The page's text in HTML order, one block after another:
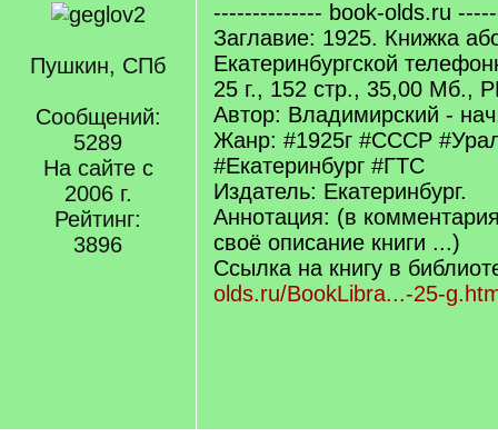
Пушкин, СПб
Сообщений:
5289
На сайте с
2006 г.
Рейтинг:
3896
-------------- book-olds.ru
Заглавие: 1925. Книжка
Екатеринбургской
25 г., 152 стр., 35,00 Мб.,
Автор: Владимирский -
Жанр: #1925г #СССР
#Екатеринбург #ГТС
Издатель: Екатеринбург.
Аннотация: (в
своё описание книги ...)
Ссылка на книгу в
olds.ru/BookLibra...-25-